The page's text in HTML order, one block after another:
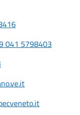
041 5798403